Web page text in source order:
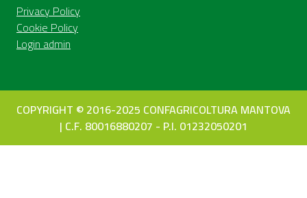
Privacy Policy
Cookie Policy
Login admin
COPYRIGHT © 2016-2025 CONFAGRICOLTURA MANTOVA
| C.F. 80016880207 - P.I. 01232050201